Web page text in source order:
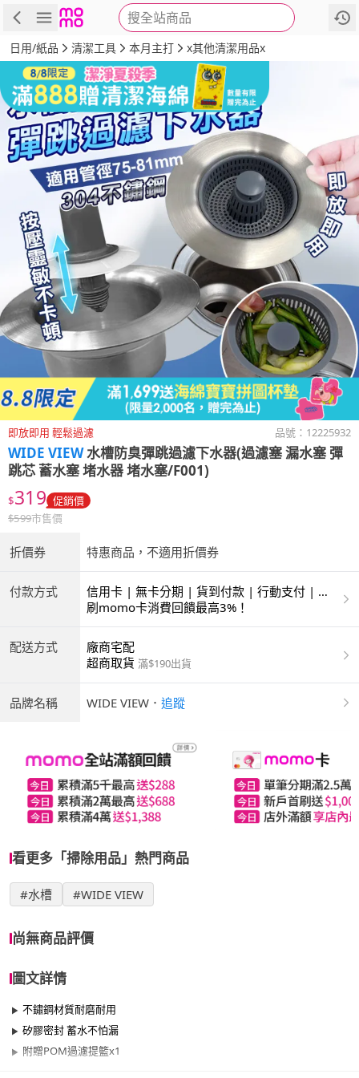
搜全站商品
商品 評價 詳情
日用/紙品 清潔工具 本月主打 x其他清潔用品x
即放即用 輕鬆過濾 品號： 12225932
WIDE VIEW水槽防臭彈跳過濾下水器(過濾塞 漏水塞 彈
跳芯 蓄水塞 堵水器 堵水塞/F001)
$319 促銷價
$599市售價
折價券 特惠商品，不適用折價券
付款方式
信用卡 | 無卡分期 | 貨到付款 | 行動支付 | 超
商付款 | ATM | 銀聯卡
刷momo卡消費回饋最高3%！
配送方式
廠商宅配
超商取貨 滿$190出貨
品牌名稱 WIDE VIEW ． 追蹤
看更多「掃除用品」熱門商品
#水槽 #WIDE VIEW
尚無商品評價
圖文詳情
不鏽鋼材質耐磨耐用
矽膠密封 蓄水不怕漏
附贈POM過濾提籃x1